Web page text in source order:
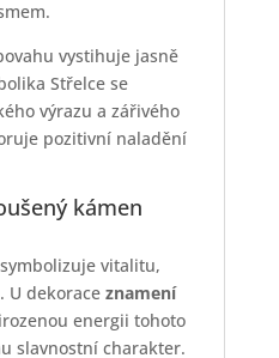
vystihuje jasně
Střelce se
výrazu a zářivého
pozitivní naladění
kámen
vitalitu,
U dekorace znamení
energii tohoto
slavnostní charakter.